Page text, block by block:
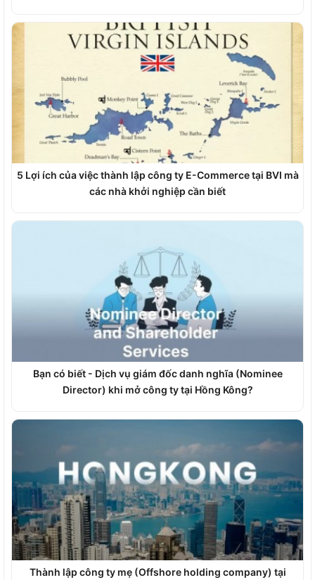
5 Lợi ích của việc thành lập công ty E-Commerce tại BVI mà
các nhà khởi nghiệp cần biết
Bạn có biết - Dịch vụ giám đốc danh nghĩa (Nominee
Director) khi mở công ty tại Hồng Kông?
Thành lập công ty mẹ (Offshore holding company) tại